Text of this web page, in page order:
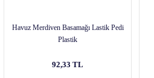
Havuz Merdiven Basamağı Lastik Pedi
Plastik
92,33 TL